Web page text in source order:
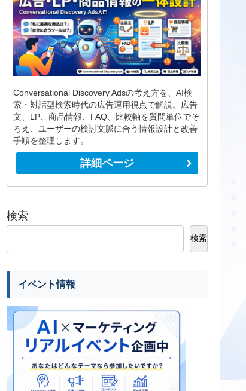
Conversational Discovery Adsの考え方を、AI検
索・対話型検索時代の広告運用視点で解説。広告
文、LP、商品情報、FAQ、比較軸を質問単位でそ
ろえ、ユーザーの検討文脈に合う情報設計と改善
手順を整理します。
詳細ページ
検索
検索
イベント情報